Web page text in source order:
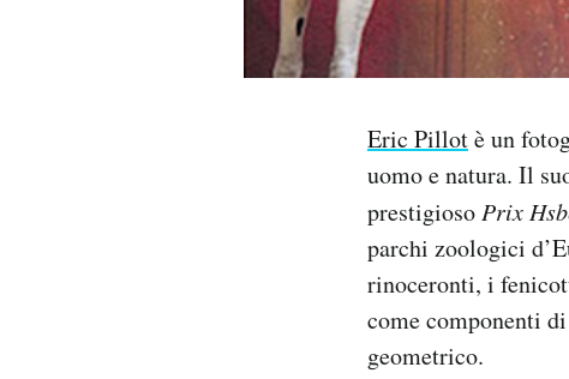
Eric Pillotè un
uomo e natura. Il
prestigioso Prix
parchi zoologici
rinoceronti, i
come componenti
geometrico.